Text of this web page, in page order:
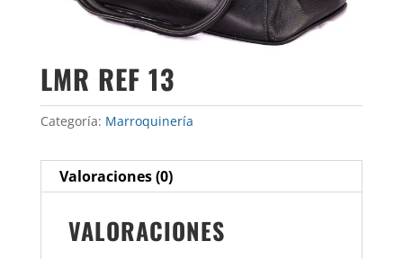
LMR REF 13
Categoría: Marroquinería
Valoraciones (0)
VALORACIONES